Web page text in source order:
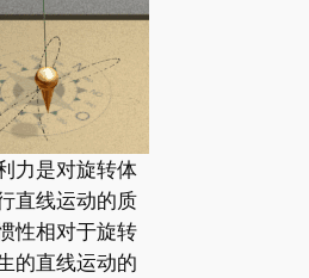
力是对旋转体
直线运动的质
性相对于旋转
的直线运动的